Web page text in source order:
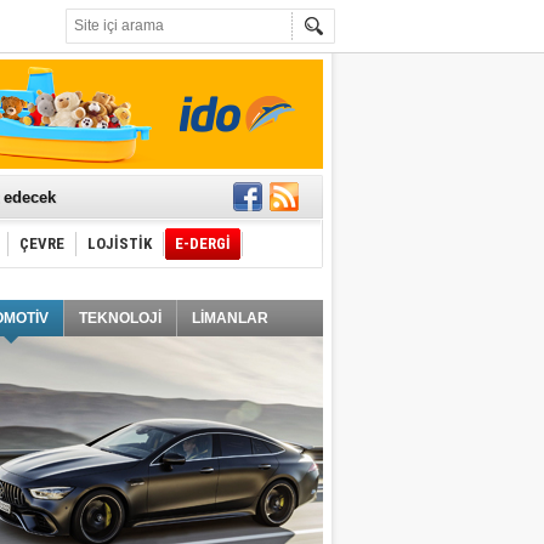
ÇEVRE LOJİSTİK E-DERGİ
TEKNOLOJİ LİMANLAR